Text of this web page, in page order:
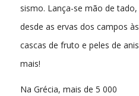
sismo. Lança-se mão de tado,
desde as ervas dos campos às
cascas de fruto e peles de anis
mais!
Na Grécia, mais de 5 000